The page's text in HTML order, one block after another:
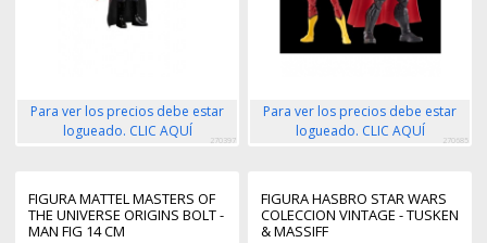
Para ver los precios debe estar
logueado. CLIC AQUÍ
270397
Para ver los precios debe estar
logueado. CLIC AQUÍ
270685
FIGURA MATTEL MASTERS OF
THE UNIVERSE ORIGINS BOLT -
MAN FIG 14 CM
FIGURA HASBRO STAR WARS
COLECCION VINTAGE - TUSKEN
& MASSIFF